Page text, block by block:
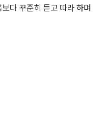
다 꾸준히 듣고 따라 하며